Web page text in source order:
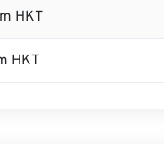
HKT
HKT